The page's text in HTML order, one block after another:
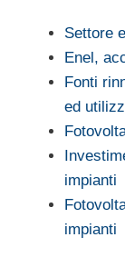
Settore
Enel,
Fonti
ed
impianti
impianti